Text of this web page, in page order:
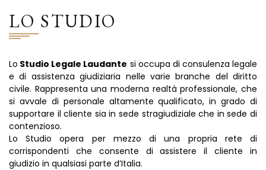
LO STUDIO
Lo Studio Legale Laudante si occupa di consulenza legale
e di assistenza giudiziaria nelle varie branche del diritto
civile. Rappresenta una moderna realtà professionale, che
si avvale di personale altamente qualificato, in grado di
supportare il cliente sia in sede stragiudiziale che in sede di
contenzioso.
Lo Studio opera per mezzo di una propria rete di
corrispondenti che consente di assistere il cliente in
giudizio in qualsiasi parte d’Italia.